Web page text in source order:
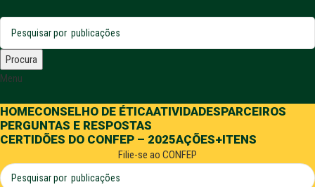
Procura
Menu
HOMECONSELHO DE ÉTICAATIVIDADESPARCEIROS
PERGUNTAS E RESPOSTAS
CERTIDÕES DO CONFEP – 2025AÇÕES+ITENS
Filie-se ao CONFEP